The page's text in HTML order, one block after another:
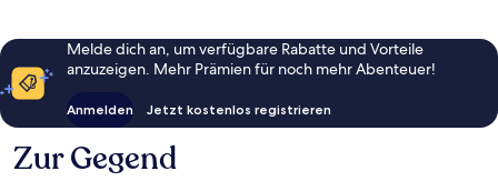
Melde dich an, um verfügbare Rabatte und Vorteile
anzuzeigen. Mehr Prämien für noch mehr Abenteuer!
Anmelden Jetzt kostenlos registrieren
Zur Gegend